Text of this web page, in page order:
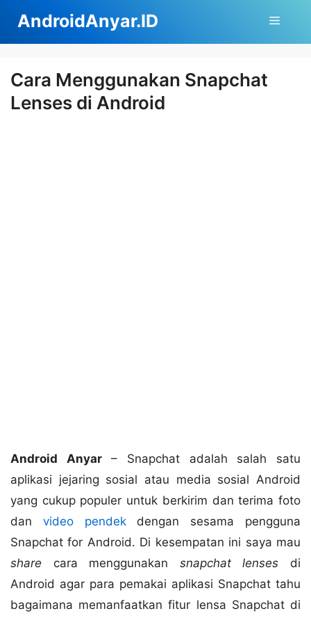
isi
AndroidAnyar.ID Menu
Cara Menggunakan Snapchat
Lenses di Android
Android Anyar– Snapchat adalah salah satu
aplikasi jejaring sosial atau media sosial Android
yang cukup populer untuk berkirim dan terima foto
dan video pendekdengan sesama pengguna
Snapchat for Android. Di kesempatan ini saya mau
share cara menggunakan snapchat lenses di
Android agar para pemakai aplikasi Snapchat tahu
bagaimana memanfaatkan fitur lensa Snapchat di